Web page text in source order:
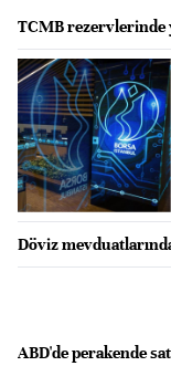
TCMB rezervlerinde
Döviz
ABD'de perakende